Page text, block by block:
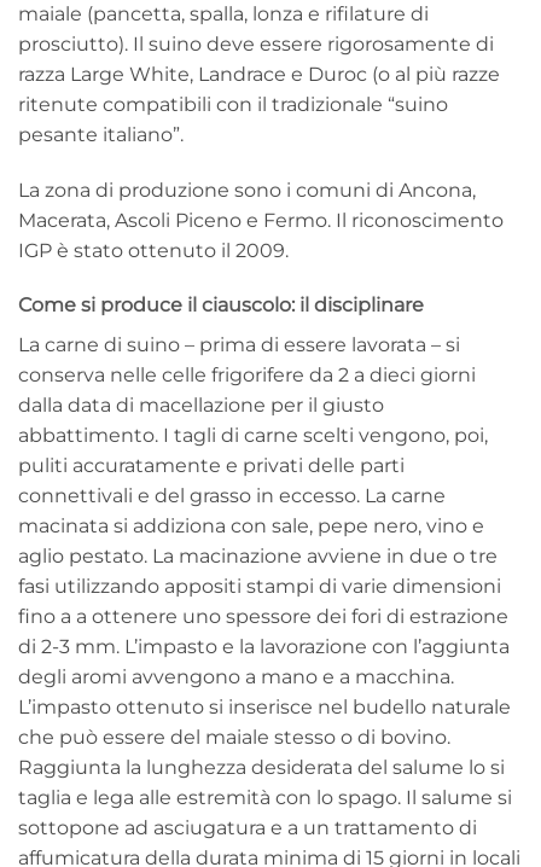
maiale (pancetta, spalla, lonza e rifilature di
prosciutto). Il suino deve essere rigorosamente di
razza Large White, Landrace e Duroc (o al più razze
ritenute compatibili con il tradizionale “suino
pesante italiano”.
La zona di produzione sono i comuni di Ancona,
Macerata, Ascoli Piceno e Fermo. Il riconoscimento
IGP è stato ottenuto il 2009.
Come si produce il ciauscolo: il disciplinare
La carne di suino – prima di essere lavorata – si
conserva nelle celle frigorifere da 2 a dieci giorni
dalla data di macellazione per il giusto
abbattimento. I tagli di carne scelti vengono, poi,
puliti accuratamente e privati delle parti
connettivali e del grasso in eccesso. La carne
macinata si addiziona con sale, pepe nero, vino e
aglio pestato. La macinazione avviene in due o tre
fasi utilizzando appositi stampi di varie dimensioni
fino a a ottenere uno spessore dei fori di estrazione
di 2-3 mm. L’impasto e la lavorazione con l’aggiunta
degli aromi avvengono a mano e a macchina.
L’impasto ottenuto si inserisce nel budello naturale
che può essere del maiale stesso o di bovino.
Raggiunta la lunghezza desiderata del salume lo si
taglia e lega alle estremità con lo spago. Il salume si
sottopone ad asciugatura e a un trattamento di
affumicatura della durata minima di 15 giorni in locali